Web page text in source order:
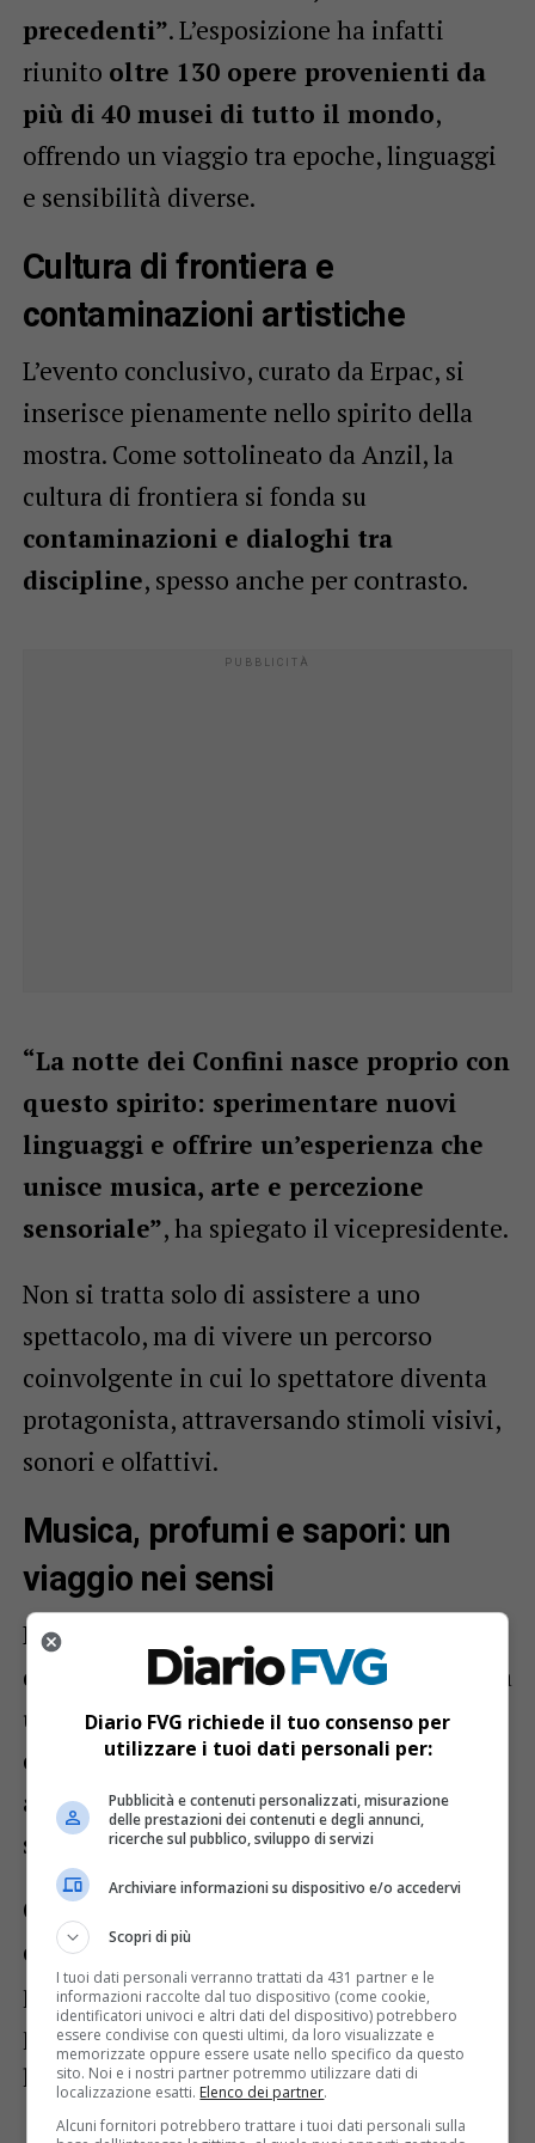
precedenti”. L’esposizione ha infatti
riunito oltre 130 opere provenienti da
più di 40 musei di tutto il mondo,
offrendo un viaggio tra epoche, linguaggi
e sensibilità diverse.
Cultura di frontiera e
contaminazioni artistiche
L’evento conclusivo, curato da Erpac, si
inserisce pienamente nello spirito della
mostra. Come sottolineato da Anzil, la
cultura di frontiera si fonda su
contaminazioni e dialoghi tra
discipline, spesso anche per contrasto.
“La notte dei Confini nasce proprio con
questo spirito: sperimentare nuovi
linguaggi e offrire un’esperienza che
unisce musica, arte e percezione
sensoriale”, ha spiegato il vicepresidente.
Non si tratta solo di assistere a uno
spettacolo, ma di vivere un percorso
coinvolgente in cui lo spettatore diventa
protagonista, attraversando stimoli visivi,
sonori e olfattivi.
Musica, profumi e sapori: un
viaggio nei sensi
La serata sarà aperta da un
della Wiener Symphoniker, che proporrà
un programma capace di spaziare tra
classico e contemporaneo. In scaletta
autori comeBach e Mahler, fino a
suggestioni balcaniche e mediorientali.
Ospite speciale sarà il violinista e
compositore triestino
protagonista di un’esibizione che
promette di arricchire ulteriormente
l’esperienza musicale.
Diario FVG richiede il tuo consenso per
utilizzare i tuoi dati personali per:
Pubblicità e contenuti personalizzati, misurazione
delle prestazioni dei contenuti e degli annunci,
ricerche sul pubblico, sviluppo di servizi
Archiviare informazioni su dispositivo e/o accedervi
Scopri di più
I tuoi dati personali verranno trattati da 431 partner e le
informazioni raccolte dal tuo dispositivo (come cookie,
identificatori univoci e altri dati del dispositivo) potrebbero
essere condivise con questi ultimi, da loro visualizzate e
memorizzate oppure essere usate nello specifico da questo
sito. Noi e i nostri partner potremmo utilizzare dati di
localizzazione esatti. Elenco dei partner.
Alcuni fornitori potrebbero trattare i tuoi dati personali sulla